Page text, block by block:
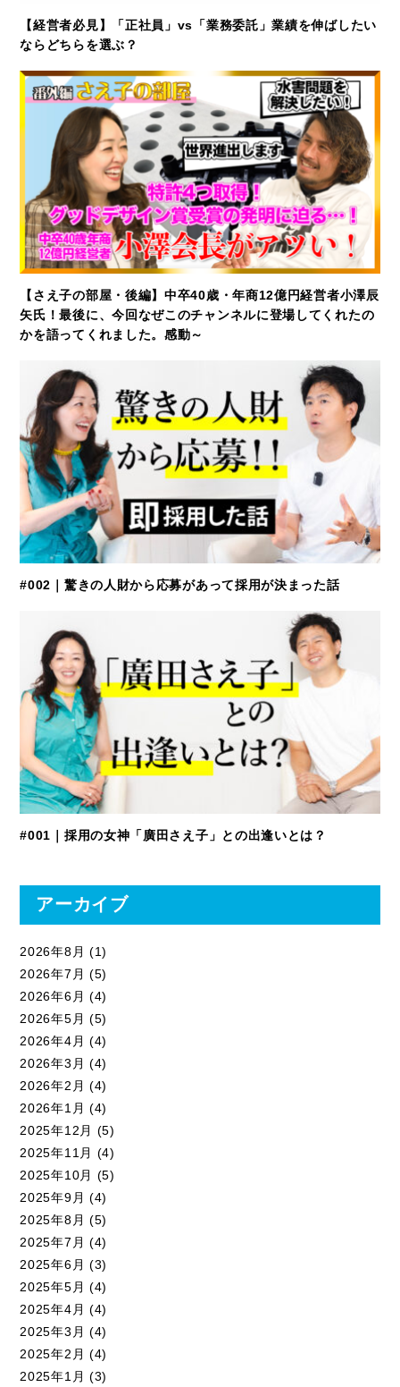
【経営者必見】「正社員」vs「業務委託」業績を伸ばしたい
ならどちらを選ぶ？
【さえ子の部屋・後編】中卒40歳・年商12億円経営者小澤辰
矢氏！最後に、今回なぜこのチャンネルに登場してくれたの
かを語ってくれました。感動～
#002｜驚きの人財から応募があって採用が決まった話
#001｜採用の女神「廣田さえ子」との出逢いとは？
アーカイブ
2026年8月 (1)
2026年7月 (5)
2026年6月 (4)
2026年5月 (5)
2026年4月 (4)
2026年3月 (4)
2026年2月 (4)
2026年1月 (4)
2025年12月 (5)
2025年11月 (4)
2025年10月 (5)
2025年9月 (4)
2025年8月 (5)
2025年7月 (4)
2025年6月 (3)
2025年5月 (4)
2025年4月 (4)
2025年3月 (4)
2025年2月 (4)
2025年1月 (3)